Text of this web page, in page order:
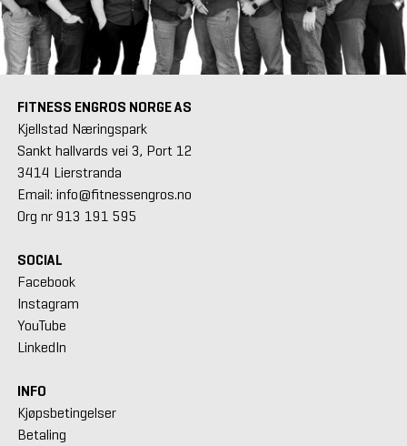
FITNESS ENGROS NORGE AS
Kjellstad Næringspark
Sankt hallvards vei 3, Port 12
3414 Lierstranda
Email: info@fitnessengros.no
Org nr 913 191 595
SOCIAL
Facebook
Instagram
YouTube
LinkedIn
INFO
Kjøpsbetingelser
Betaling